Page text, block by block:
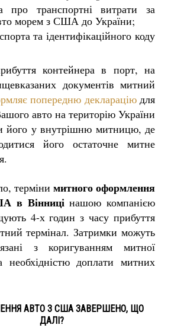
про транспортні витрати за
морем з США до України;
та ідентифікаційного коду
контейнера в порт, на
документів митний
попередню деклараціюдля
авто на територію України
його у внутрішню митницю, де
його остаточне митне
терміни митного оформлення
в Вінниці нашою компанією
4-х годин з часу прибуття
термінал. Затримки можуть
з коригуванням митної
необхідністю доплати митних
АВТО З США ЗАВЕРШЕНО, ЩО
ДАЛІ?